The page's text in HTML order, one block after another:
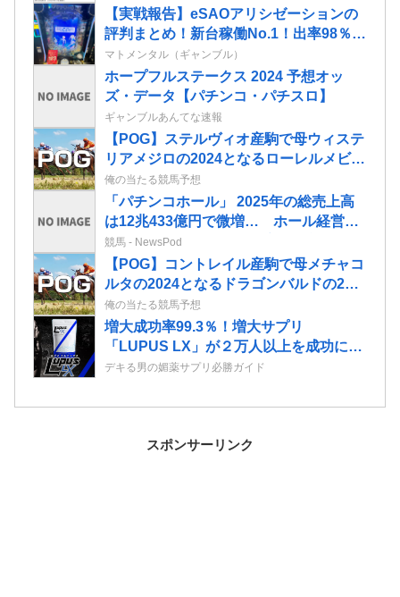
【実戦報告】eSAOアリシゼーションの
評判まとめ！新台稼働No.1！出率98％、
平均19回転とフェアに楽しめる数値が出
ている模様！
マトメンタル（ギャンブル）
ホープフルステークス 2024 予想オッ
ズ・データ【パチンコ・パチスロ】
ギャンブルあんてな速報
【POG】ステルヴィオ産駒で母ウィステ
リアメジロの2024となるローレルメビウ
スの2歳情報
俺の当たる競馬予想
「パチンコホール」 2025年の総売上高
は12兆433億円で微増… ホール経営法
人数は10年間で半減 黒字企業割合は5
年ぶりに7割超え
競馬 - NewsPod
【POG】コントレイル産駒で母メチャコ
ルタの2024となるドラゴンバルドの2歳
情報
俺の当たる競馬予想
増大成功率99.3％！増大サプリ
「LUPUS LX」が２万人以上を成功に導
いたエビデンスに迫る！
デキる男の媚薬サプリ必勝ガイド
スポンサーリンク